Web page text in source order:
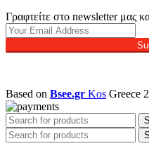
Γραφτείτε στο newsletter μας
Based on Bsee.gr Kos Greece